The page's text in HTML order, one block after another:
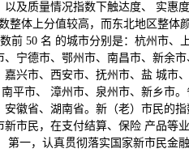
及质量情况指数下触达度、 实惠
整体上分值较高，而东北地区整
前 50 名 的城市分别是：杭州市
宁德市、鄂州市、南昌市、新余
兴市、西安市、抚州市、盐 城市
平市、 漳州市、泉州市、新乡市
徽省、湖南省。新（老）市民的
市民，在支付结算、保险 产品等
一，认真贯彻落实国家新市民金